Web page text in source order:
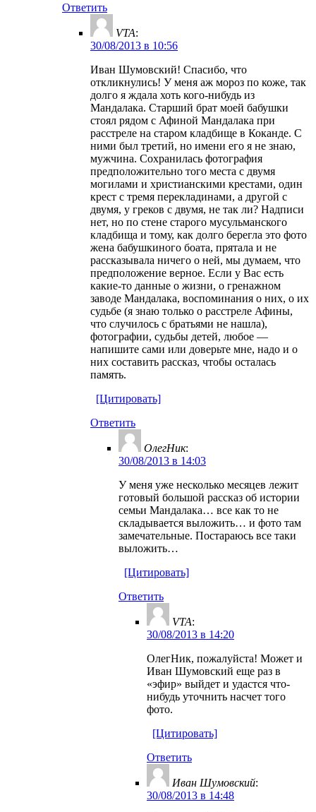
Ответить
VTA:
30/08/2013 в 10:56
Иван Шумовский! Спасибо, что
откликнулись! У меня аж мороз по коже, так
долго я ждала хоть кого-нибудь из
Мандалака. Старший брат моей бабушки
стоял рядом с Афиной Мандалака при
расстреле на старом кладбище в Коканде. С
ними был третий, но имени его я не знаю,
мужчина. Сохранилась фотография
предположительно того места с двумя
могилами и христианскими крестами, один
крест с тремя перекладинами, а другой с
двумя, у греков с двумя, не так ли? Надписи
нет, но по стене старого мусульманского
кладбища и тому, как долго берегла это фото
жена бабушкиного боата, прятала и не
рассказывала ничего о ней, мы думаем, что
предположение верное. Если у Вас есть
какие-то данные о жизни, о гренажном
заводе Мандалака, воспоминания о них, о их
судьбе (я знаю только о расстреле Афины,
что случилось с братьями не нашла),
фотографии, судьбы детей, любое —
напишите сами или доверьте мне, надо и о
них составить рассказ, чтобы осталась
память.
[Цитировать]
Ответить
ОлегНик:
30/08/2013 в 14:03
У меня уже несколько месяцев лежит
готовый большой рассказ об истории
семьи Мандалака… все как то не
складывается выложить… и фото там
замечательные. Постараюсь все таки
выложить…
[Цитировать]
Ответить
VTA:
30/08/2013 в 14:20
ОлегНик, пожалуйста! Может и
Иван Шумовский еще раз в
«эфир» выйдет и удастся что-
нибудь уточнить насчет того
фото.
[Цитировать]
Ответить
Иван Шумовский:
30/08/2013 в 14:48